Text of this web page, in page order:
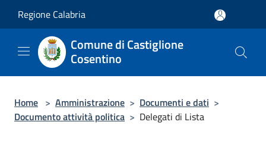
Regione Calabria
Comune di Castiglione
Cosentino
Home > Amministrazione > Documenti e dati >
Documento attività politica > Delegati di Lista